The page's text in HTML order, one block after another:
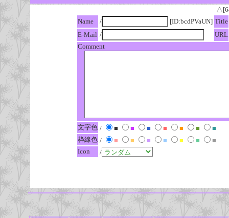
Name
/ [ID:bcdPVaUN] Title
E-Mail /
URL
Comment
文字色 / ■ ■ ■ ■ ■ ■
■
枠線色 / ■ ■ ■ ■ ■ ■
■
Icon
/